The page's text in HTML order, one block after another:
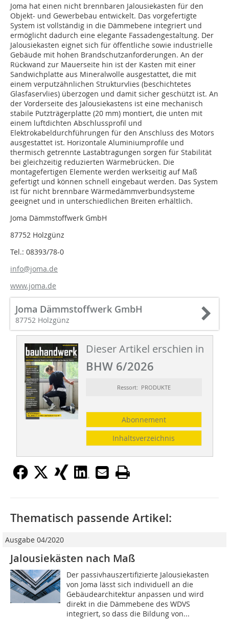
Joma hat einen nicht brennbaren Jalousiekasten für den
Objekt- und Gewerbebau entwickelt. Das vorgefertigte
System ist vollständig in die Dämmebene integriert und
ermöglicht dadurch eine elegante Fassadengestaltung. Der
Jalousiekasten eignet sich für öffentliche sowie industrielle
Gebäude mit hohen Brandschutzanforderungen. An der
Rückwand zur Mauerseite hin ist der Kasten mit einer
Sandwichplatte aus Mineralwolle ausgestattet, die mit
einem verputzähnlichen Strukturvlies (beschichtetes
Glasfaservlies) überzogen und damit sicher geschützt ist. An
der Vorderseite des Jalousiekastens ist eine mechanisch
stabile Putzträgerplatte (20 mm) montiert, die unten mit
einem luftdichten Abschlussprofil und
Elektrokabeldurchführungen für den Anschluss des Motors
ausgestattet ist. Horizontale Aluminiumprofile und
thermisch getrennte Lastabtragungen sorgen für Stabilität
bei gleichzeitig reduzierten Wärmebrücken. Die
montagefertigen Elemente werden werkseitig auf Maß
gefertigt und können schnell eingebaut werden. Das System
ist für nicht brennbare Wärmedämmverbundsysteme
geeignet und in unterschiedlichen Breiten erhältlich.
Joma Dämmstoffwerk GmbH
87752 Holzgünz
Tel.: 08393/78-0
info@joma.de
www.joma.de
Joma Dämmstoffwerk GmbH
87752 Holzgünz
Dieser Artikel erschien in
BHW 6/2026
Ressort: PRODUKTE
Abonnement
Inhaltsverzeichnis
Thematisch passende Artikel:
Ausgabe 04/2020
Jalousiekästen nach Maß
Der passivhauszertifizierte Jalousiekasten
von Joma lässt sich individuell an die
Gebäudearchitektur anpassen und wird
direkt in die Dämmebene des WDVS
integriert, so dass die Bildung von...